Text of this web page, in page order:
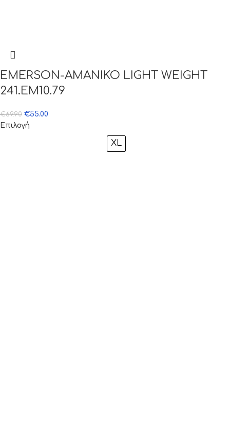
EMERSON-ΑΜΑΝΙΚΟ LIGHT WEIGHT
241.EM10.79
€69.90 €55.00
Επιλογή
XL